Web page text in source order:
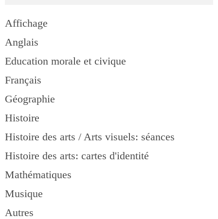
Affichage
Anglais
Education morale et civique
Français
Géographie
Histoire
Histoire des arts / Arts visuels: séances
Histoire des arts: cartes d'identité
Mathématiques
Musique
Autres